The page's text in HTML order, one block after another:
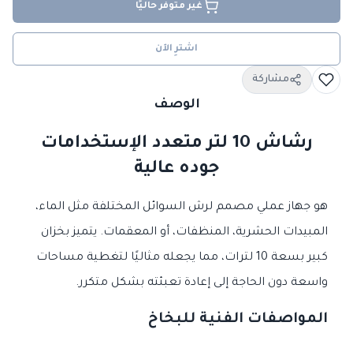
غير متوفر حاليًا
اشترِ الآن
مشاركة
الوصف
رشاش 10 لتر متعدد الإستخدامات
جوده عالية
هو جهاز عملي مصمم لرش السوائل المختلفة مثل الماء،
المبيدات الحشرية، المنظفات، أو المعقمات. يتميز بخزان
كبير بسعة 10 لترات، مما يجعله مثاليًا لتغطية مساحات
واسعة دون الحاجة إلى إعادة تعبئته بشكل متكرر.
المواصفات الفنية للبخاخ